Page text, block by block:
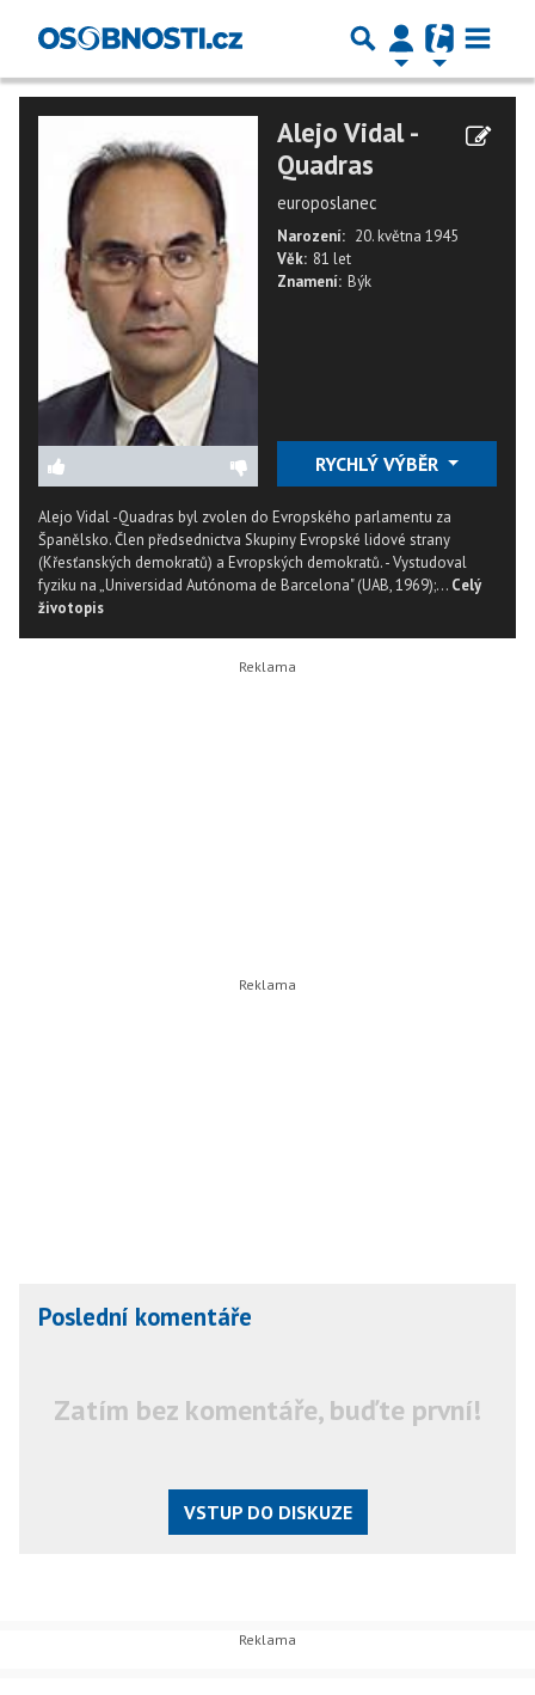
Alejo Vidal -
Quadras
europoslanec
Narození: 20. května 1945
Věk: 81 let
Znamení: Býk
RYCHLÝ VÝBĚR
Alejo Vidal -Quadras byl zvolen do Evropského parlamentu za
Španělsko. Člen předsednictva Skupiny Evropské lidové strany
(Křesťanských demokratů) a Evropských demokratů. - Vystudoval
fyziku na „Universidad Autónoma de Barcelona" (UAB, 1969);... Celý
životopis
Poslední komentáře
Zatím bez komentáře, buďte první!
VSTUP DO DISKUZE